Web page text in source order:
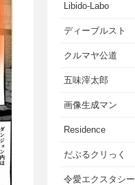
Libido-Labo
ディーブルスト
クルマヤ公道
五味滓太郎
画像生成マン
Residence
だぶるクリっく
令愛エクスタシー